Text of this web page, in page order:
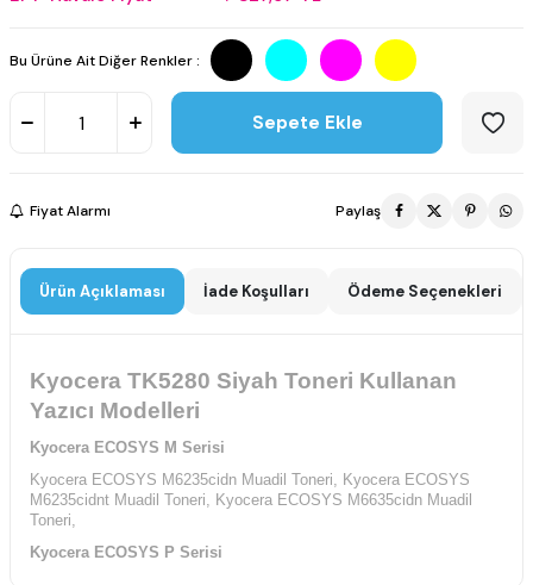
Bu Ürüne Ait Diğer Renkler :
Sepete Ekle
Fiyat Alarmı Paylaş
Ürün Açıklaması İade Koşulları Ödeme Seçenekleri
Kyocera TK5280 Siyah Toneri Kullanan
Yazıcı Modelleri
Kyocera ECOSYS M Serisi
Kyocera ECOSYS M6235cidn Muadil Toneri, Kyocera ECOSYS
M6235cidnt Muadil Toneri, Kyocera ECOSYS M6635cidn Muadil
Toneri,
Kyocera ECOSYS P Serisi